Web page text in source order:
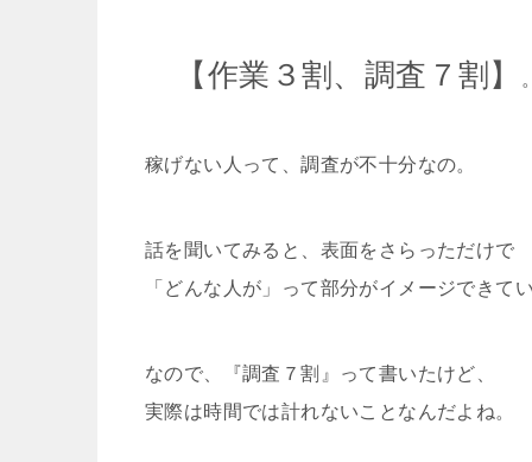
【作業３割、調査７割】 。
稼げない人って、調査が不十分なの。
話を聞いてみると、表面をさらっただけで
「どんな人が」って部分がイメージできてい
なので、『調査７割』って書いたけど、
実際は時間では計れないことなんだよね。